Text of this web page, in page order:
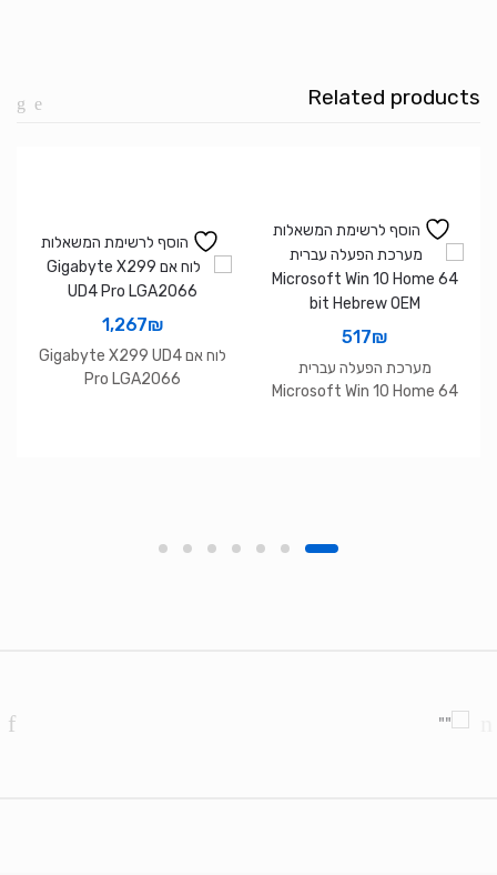
Related products
הוסף לרשימת המשאלות
517₪
מערכת הפעלה עברית
Microsoft Win 10 Home 64
הוסף לרשימת המשאלות
1,267₪
לוח אם Gigabyte X299 UD4
Pro LGA2066